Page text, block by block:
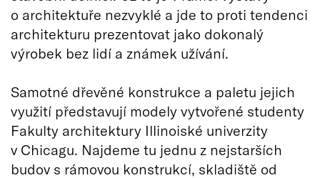
o architektuře nezvyklé a jde to proti tendenci
architekturu prezentovat jako dokonalý
výrobek bez lidí a známek užívání.
Samotné dřevěné konstrukce a paletu jejich
využití představují modely vytvořené studenty
Fakulty architektury Illinoiské univerzity
v Chicagu. Najdeme tu jednu z nejstarších
budov s rámovou konstrukcí, skladiště od